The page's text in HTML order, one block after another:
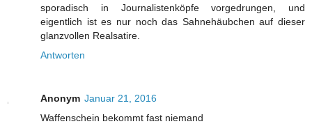
sporadisch in Journalistenköpfe vorgedrungen, und
eigentlich ist es nur noch das Sahnehäubchen auf dieser
glanzvollen Realsatire.
Antworten
Anonym Januar 21, 2016
Waffenschein bekommt fast niemand